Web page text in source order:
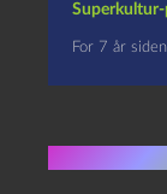
For 7 år siden